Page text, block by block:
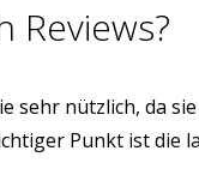
Reviews?
sehr nützlich, da
Punkt ist die